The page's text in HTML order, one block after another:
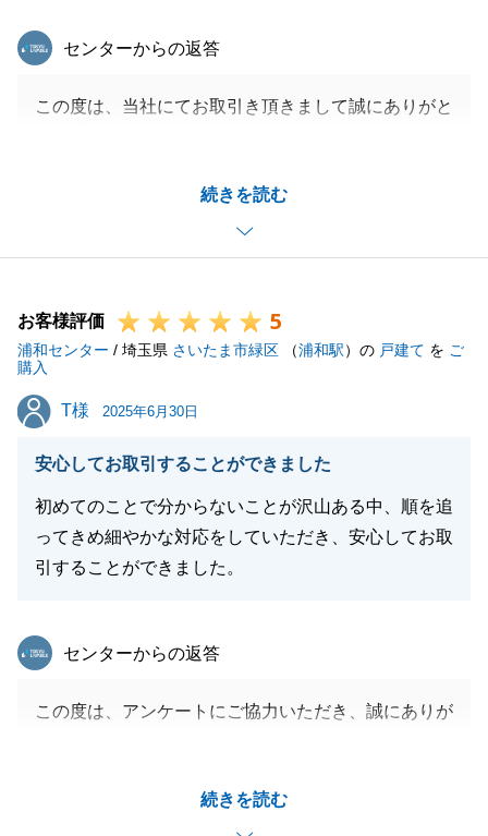
続きを読む
東急リバブル
センターからの返答
この度は、当社にてお取引き頂きまして誠にありがと
今後とも何かございましたらいつでもご相談お待ちし
ております。
お客様評価 5
浦和センター / 埼玉県 さいたま市緑区 （浦和駅）の 戸建て を ご
購入
T様
T様 2025年6月30日
安心してお取引することができました
初めてのことで分からないことが沢山ある中、順を追
ってきめ細やかな対応をしていただき、安心してお取
引することができました。
続きを読む
東急リバブル
センターからの返答
この度は、アンケートにご協力いただき、誠にありが
るよう、きめ細やかな対応を心がけておりますので、